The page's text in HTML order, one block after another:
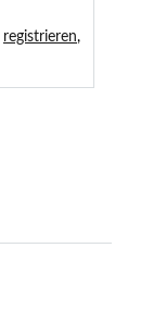
registrieren,